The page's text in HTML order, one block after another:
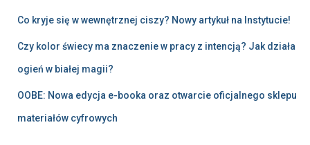
Co kryje się w wewnętrznej ciszy? Nowy artykuł na Instytucie!
Czy kolor świecy ma znaczenie w pracy z intencją? Jak działa
ogień w białej magii?
OOBE: Nowa edycja e-booka oraz otwarcie oficjalnego sklepu
materiałów cyfrowych